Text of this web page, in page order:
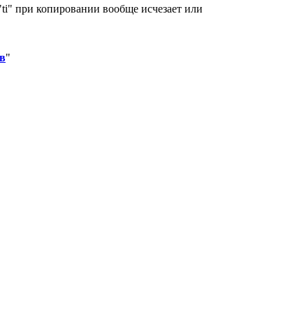
при копировании вообще исчезает или
"